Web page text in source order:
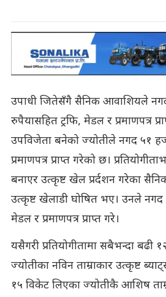
उपाधी जितेसँगै सैनिक आवाशियले
रुपैयासहित ट्रफि, मेडल र प्रमाणपत्र
उपविजेता बनेको ज्योतीले नगद ५१
प्रमाणपत्र प्राप्त गरेको छ।
बनाएर उत्कृष्ट खेल प्रर्दशन गरेका
उत्कृष्ट खेलाडी घोषित भए। उनले नगद
मेडल र प्रमाणपत्र प्राप्त गरे।
यसैगरी प्रतियोगीतामा सबैभन्दा बढी
ज्योतीका नविन ताम्राकार उत्कृष्ट
१५ विकेट लिएका ज्योतीकै आशिष